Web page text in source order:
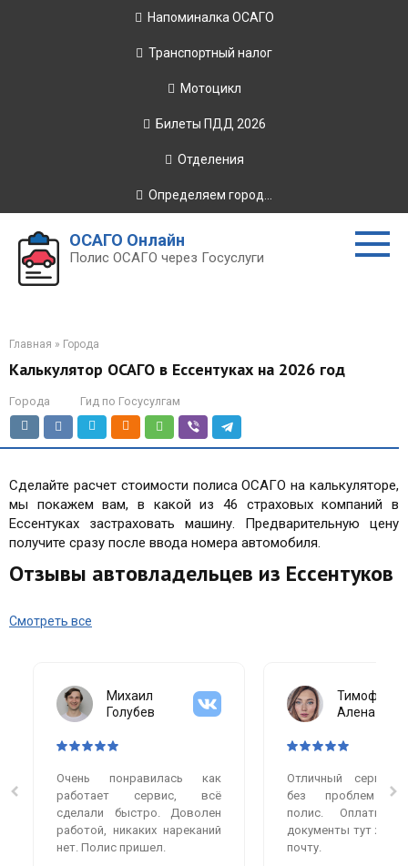
Напоминалка ОСАГО
Транспортный налог
Мотоцикл
Билеты ПДД 2026
Отделения
Определяем город...
ОСАГО Онлайн
Полис ОСАГО через Госуслуги
Главная » Города
Калькулятор ОСАГО в Ессентуках на 2026 год
Города Гид по Госусулгам
Сделайте расчет стоимости полиса ОСАГО на калькуляторе,
мы покажем вам, в какой из 46 страховых компаний в
Ессентуках застраховать машину. Предварительную цену
получите сразу после ввода номера автомобиля.
Отзывы автовладельцев из Ессентуков
Смотреть все
Михаил
Голубев
Очень понравилась как
работает сервис, всё
сделали быстро. Доволен
работой, никаких нареканий
нет. Полис пришел.
Тимофеева
Алена
Отличный сервис.
без проблем
полис.
документы тут же
почту.